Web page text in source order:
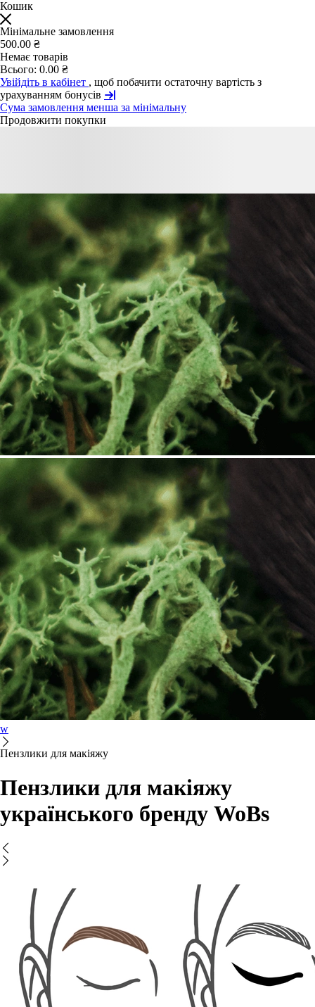
Кошик
Мінімальне замовлення
500.00 ₴
Немає товарів
Всього: 0.00 ₴
Увійдіть в кабінет , щоб побачити остаточну вартість з
урахуванням бонусів
Сума замовлення менша за мінімальну
Продовжити покупки
w
Пензлики для макіяжу
Пензлики для макіяжу
українського бренду WoBs